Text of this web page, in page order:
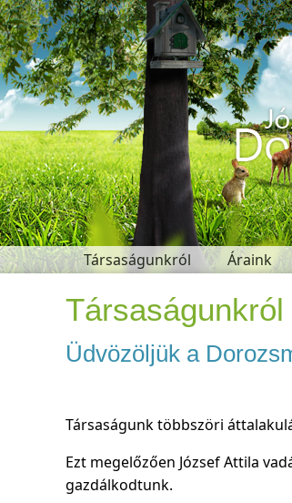
Társaságunkról
Üdvözöljük a
Társaságunk többszöri
Ezt megelőzően József Attila
gazdálkodtunk.
Társaságunkról Áraink